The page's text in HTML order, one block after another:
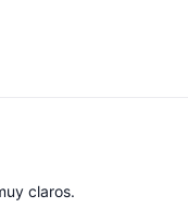
claros.